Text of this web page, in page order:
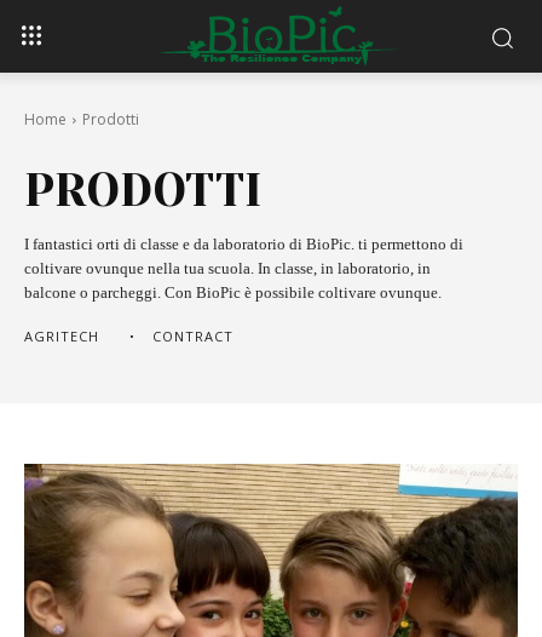
Home Prodotti
PRODOTTI
I fantastici orti di classe e da laboratorio di BioPic. ti permettono di
coltivare ovunque nella tua scuola. In classe, in laboratorio, in
balcone o parcheggi. Con BioPic è possibile coltivare ovunque.
AGRITECH CONTRACT